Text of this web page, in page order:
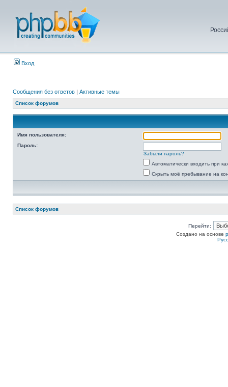
Вход
Сообщения без ответов | Активные темы
Список форумов
Имя пользователя:
Пароль:
Забыли пароль?
Автоматически входить при
Скрыть моё пребывание на
Список форумов
Перейти:
Создано на основе